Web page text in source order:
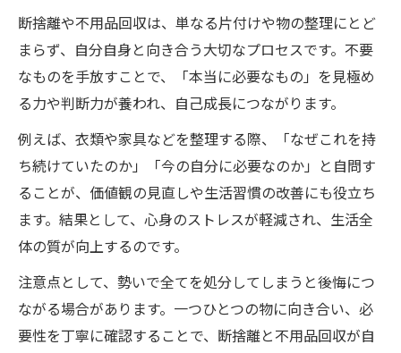
断捨離や不用品回収は、単なる片付けや物の整理にとど
まらず、自分自身と向き合う大切なプロセスです。不要
なものを手放すことで、「本当に必要なもの」を見極め
る力や判断力が養われ、自己成長につながります。
例えば、衣類や家具などを整理する際、「なぜこれを持
ち続けていたのか」「今の自分に必要なのか」と自問す
ることが、価値観の見直しや生活習慣の改善にも役立ち
ます。結果として、心身のストレスが軽減され、生活全
体の質が向上するのです。
注意点として、勢いで全てを処分してしまうと後悔につ
ながる場合があります。一つひとつの物に向き合い、必
要性を丁寧に確認することで、断捨離と不用品回収が自